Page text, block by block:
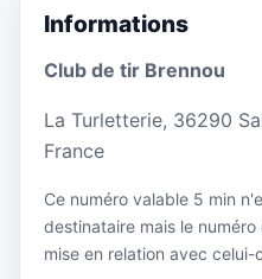
Informations
Club de tir Brennou
La Turletterie, 36290
France
Ce numéro valable 5 min
destinataire mais le
mise en relation avec celui-